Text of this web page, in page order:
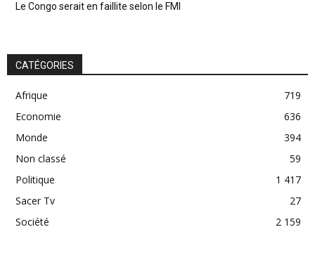
Le Congo serait en faillite selon le FMI
CATÉGORIES
Afrique
719
Economie
636
Monde
394
Non classé
59
Politique
1 417
Sacer Tv
27
Société
2 159